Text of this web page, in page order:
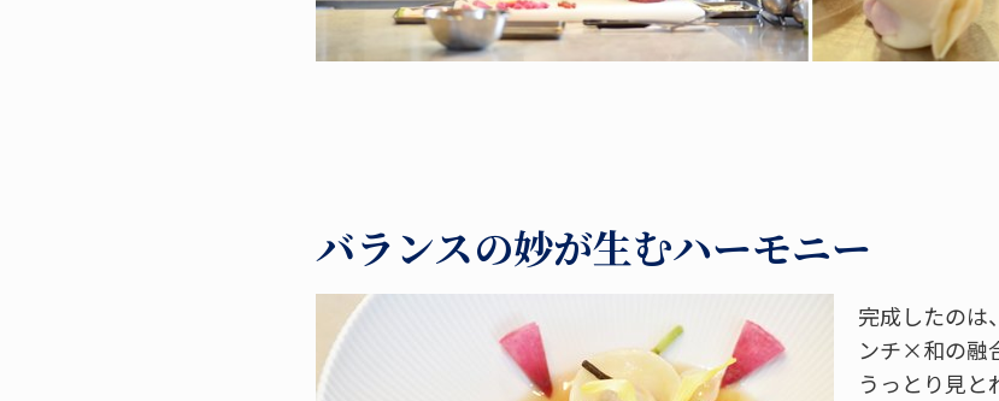
バランスの妙が生むハーモニー
完成したのは
ンチ×和の融
うっとり見と